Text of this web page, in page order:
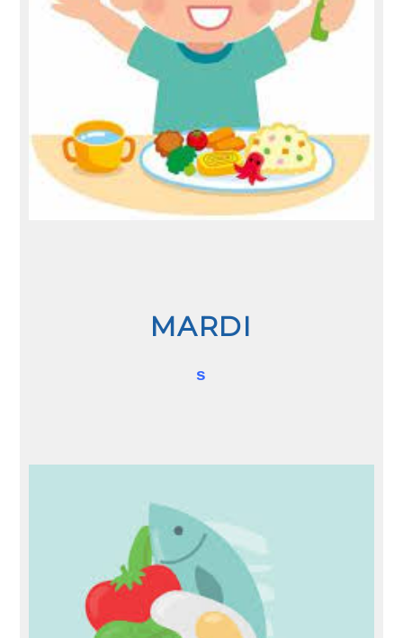
MARDI
s